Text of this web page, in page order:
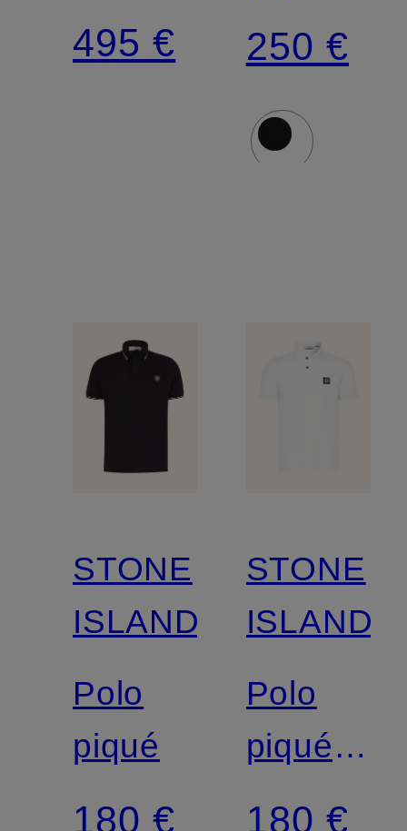
EVAN,
coupe
495 €
GHOST
250 €
STONE
ISLAND
Polo
piqué
180 €
STONE
ISLAND
Polo
piqué,
coupe
180 €